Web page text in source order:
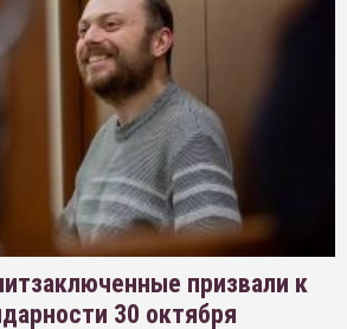
призвали к
30 октября